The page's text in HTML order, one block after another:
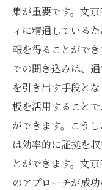
集が重要です。文
ィに精通している
報を得ることがで
での聞き込みは、
を引き出す手段と
板を活用すること
ができます。こう
は効率的に証拠を
とができます。文
のアプローチが成功